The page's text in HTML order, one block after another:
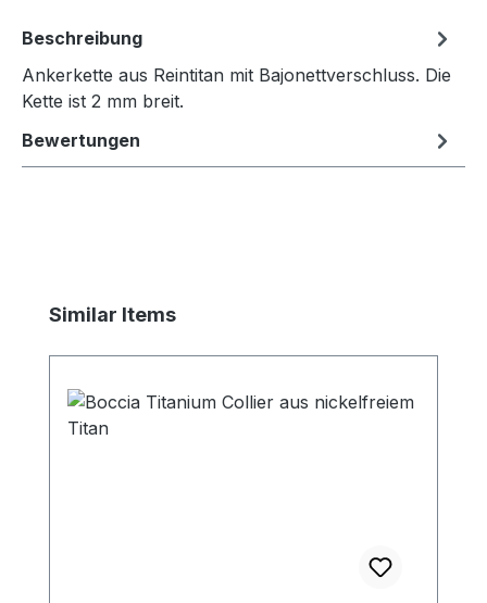
Beschreibung
Ankerkette aus Reintitan mit Bajonettverschluss. Die
Kette ist 2 mm breit.
Bewertungen
Produktgalerie überspringen
Similar Items